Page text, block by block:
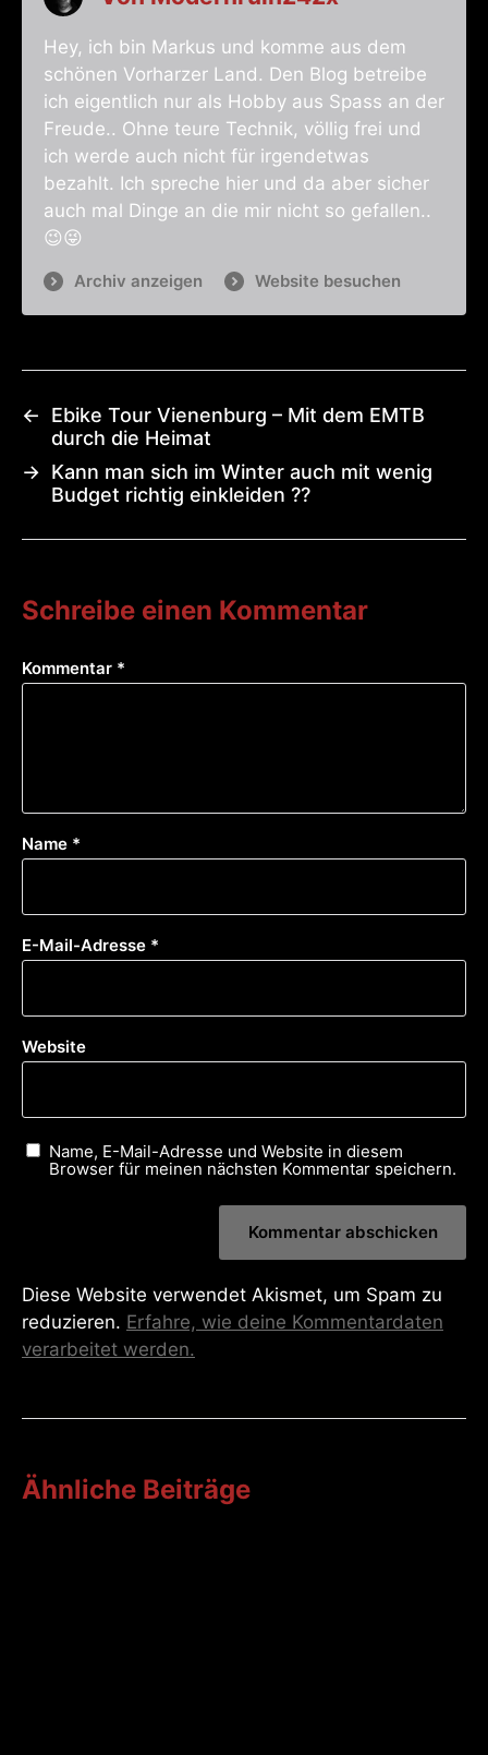
Hey, ich bin Markus und komme aus dem
schönen Vorharzer Land. Den Blog betreibe
ich eigentlich nur als Hobby aus Spass an der
Freude.. Ohne teure Technik, völlig frei und
ich werde auch nicht für irgendetwas
bezahlt. Ich spreche hier und da aber sicher
auch mal Dinge an die mir nicht so gefallen..
😉😜
Archiv anzeigen Website besuchen
←
Ebike Tour Vienenburg – Mit dem EMTB
durch die Heimat
→ Kann man sich im Winter auch mit wenig
Budget richtig einkleiden ??
Schreibe einen Kommentar
Kommentar *
Name *
E-Mail-Adresse *
Website
Name, E-Mail-Adresse und Website in diesem
Browser für meinen nächsten Kommentar speichern.
Diese Website verwendet Akismet, um Spam zu
reduzieren. Erfahre, wie deine Kommentardaten
verarbeitet werden.
Ähnliche Beiträge